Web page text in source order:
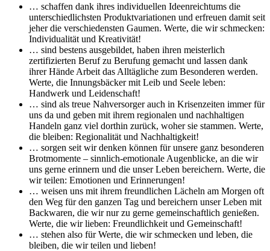
… schaffen dank ihres individuellen Ideenreichtums die
unterschiedlichsten Produktvariationen und erfreuen damit seit
jeher die verschiedensten Gaumen. Werte, die wir schmecken:
Individualität und Kreativität!
… sind bestens ausgebildet, haben ihren meisterlich
zertifizierten Beruf zu Berufung gemacht und lassen dank
ihrer Hände Arbeit das Alltägliche zum Besonderen werden.
Werte, die Innungsbäcker mit Leib und Seele leben:
Handwerk und Leidenschaft!
… sind als treue Nahversorger auch in Krisenzeiten immer für
uns da und geben mit ihrem regionalen und nachhaltigen
Handeln ganz viel dorthin zurück, woher sie stammen. Werte,
die bleiben: Regionalität und Nachhaltigkeit!
… sorgen seit wir denken können für unsere ganz besonderen
Brotmomente – sinnlich-emotionale Augenblicke, an die wir
uns gerne erinnern und die unser Leben bereichern. Werte, die
wir teilen: Emotionen und Erinnerungen!
… weisen uns mit ihrem freundlichen Lächeln am Morgen oft
den Weg für den ganzen Tag und bereichern unser Leben mit
Backwaren, die wir nur zu gerne gemeinschaftlich genießen.
Werte, die wir lieben: Freundlichkeit und Gemeinschaft!
… stehen also für Werte, die wir schmecken und leben, die
bleiben, die wir teilen und lieben!